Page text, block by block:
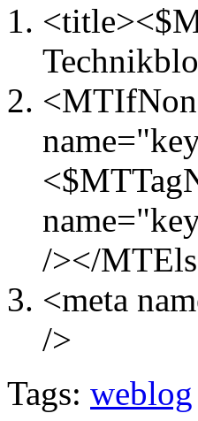
/></
<meta
/>
Tags: weblog